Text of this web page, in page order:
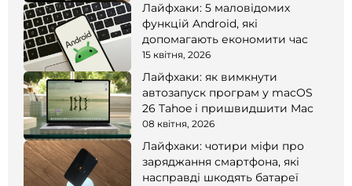
Лайфхаки: 5 маловідомих
функцій Android, які
допомагають економити час
15 квітня, 2026
Лайфхаки: як вимкнути
автозапуск програм у macOS
26 Tahoe і пришвидшити Mac
08 квітня, 2026
Лайфхаки: чотири міфи про
заряджання смартфона, які
насправді шкодять батареї